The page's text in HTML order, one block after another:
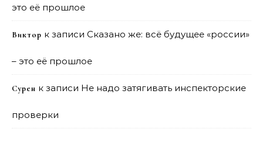
это её прошлое
Виктор к записи Сказано же: всё будущее «россии»
– это её прошлое
Сурен к записи Не надо затягивать инспекторские
проверки